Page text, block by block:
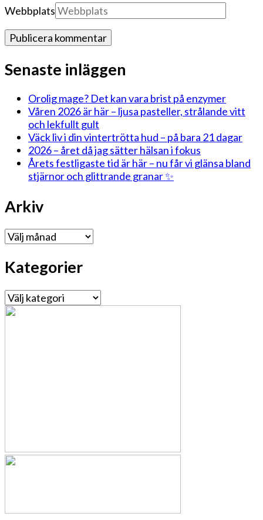
Webbplats
Senaste inläggen
Orolig mage? Det kan vara brist på enzymer
Våren 2026 är här – ljusa pasteller, strålande vitt
och lekfullt gult
Väck liv i din vintertrötta hud – på bara 21 dagar
2026 – året då jag sätter hälsan i fokus
Årets festligaste tid är här – nu får vi glänsa bland
stjärnor och glittrande granar ✨
Arkiv
Arkiv
Kategorier
Kategorier